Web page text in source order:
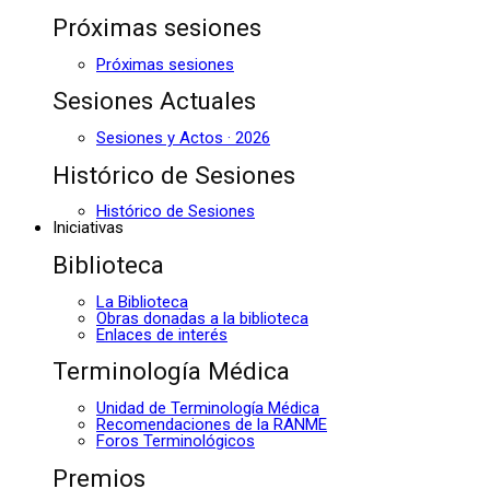
Próximas sesiones
Próximas sesiones
Sesiones Actuales
Sesiones y Actos · 2026
Histórico de Sesiones
Histórico de Sesiones
Iniciativas
Biblioteca
La Biblioteca
Obras donadas a la biblioteca
Enlaces de interés
Terminología Médica
Unidad de Terminología Médica
Recomendaciones de la RANME
Foros Terminológicos
Premios